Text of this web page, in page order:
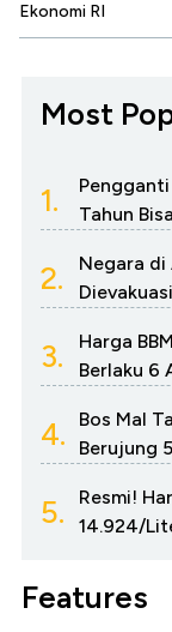
Ekonomi RI
Most
1.
Tahun
2.
Negara di
3.
Harga
Berlaku 6
4.
Bos Mal
Berujung
5.
Resmi!
14.924/
Features